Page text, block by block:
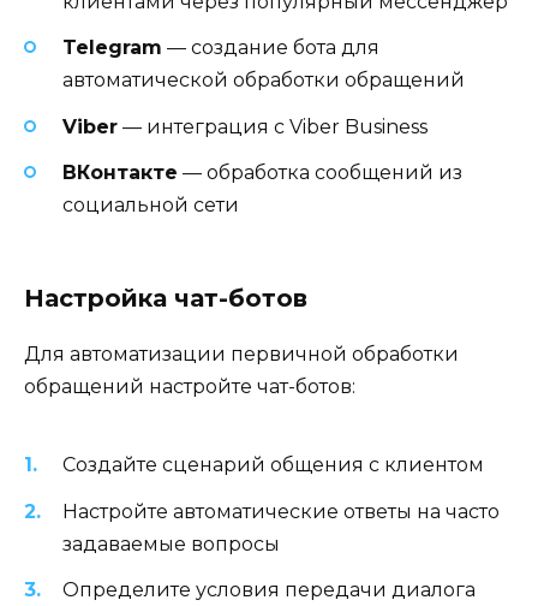
Telegram — создание бота для
автоматической обработки обращений
Viber — интеграция с Viber Business
ВКонтакте — обработка сообщений из
социальной сети
Настройка чат-ботов
Для автоматизации первичной обработки
обращений настройте чат-ботов:
Создайте сценарий общения с клиентом
Настройте автоматические ответы на часто
задаваемые вопросы
Определите условия передачи диалога